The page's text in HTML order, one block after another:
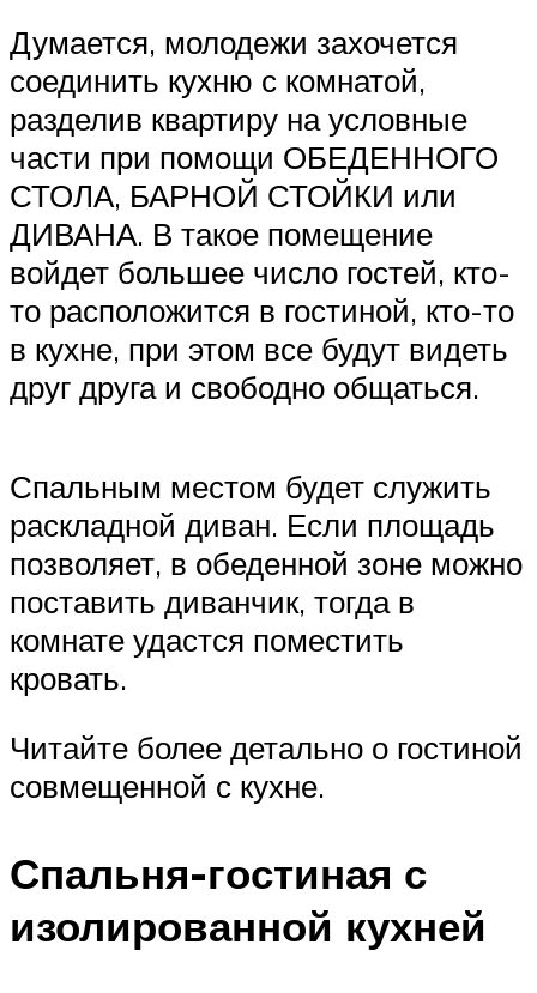
Думается, молодежи захочется
соединить кухню с комнатой,
разделив квартиру на условные
части при помощи ОБЕДЕННОГО
СТОЛА, БАРНОЙ СТОЙКИ или
ДИВАНА. В такое помещение
войдет большее число гостей, кто-
то расположится в гостиной, кто-то
в кухне, при этом все будут видеть
друг друга и свободно общаться.
Спальным местом будет служить
раскладной диван. Если площадь
позволяет, в обеденной зоне можно
поставить диванчик, тогда в
комнате удастся поместить
кровать.
Читайте более детально о гостиной
совмещенной с кухне.
Спальня-гостиная с
изолированной кухней